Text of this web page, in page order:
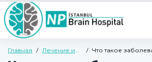
Главная / Лечение и
/ Что такое